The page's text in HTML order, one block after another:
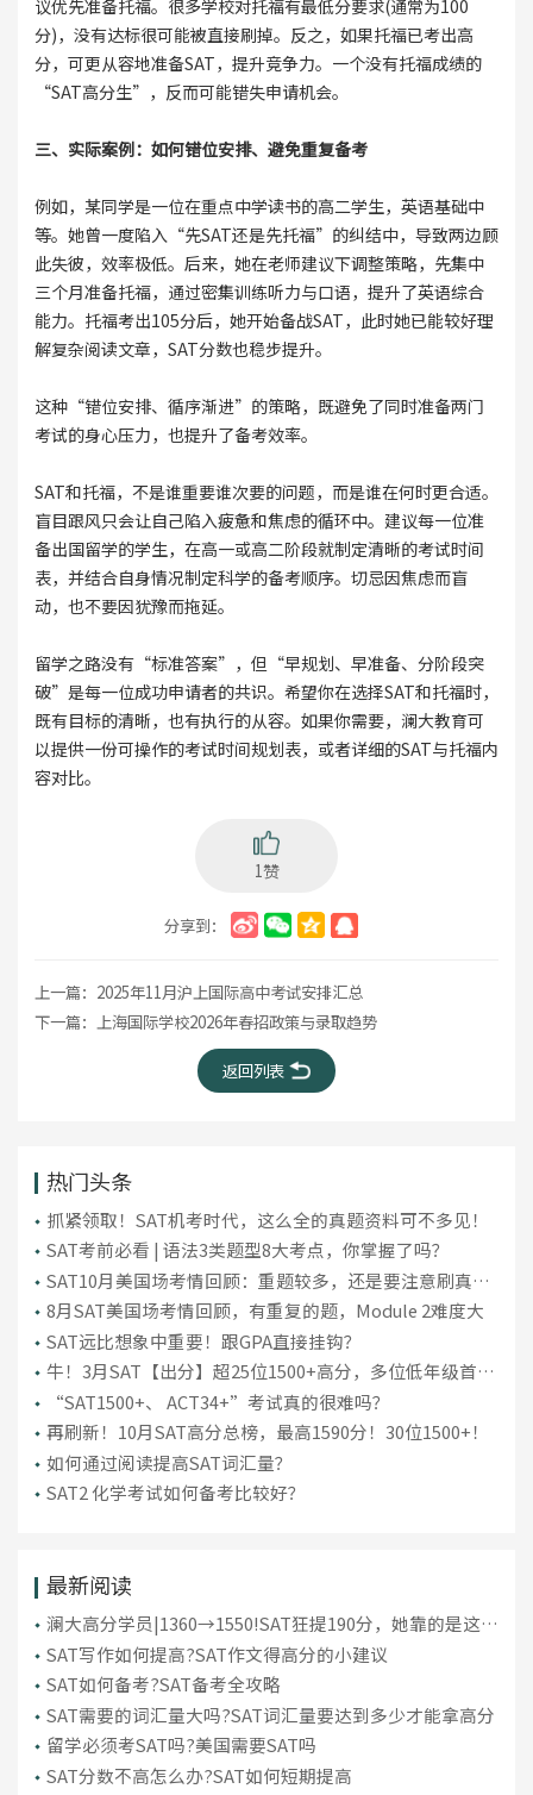
议优先准备托福。很多学校对托福有最低分要求(通常为100
分)，没有达标很可能被直接刷掉。反之，如果托福已考出高
分，可更从容地准备SAT，提升竞争力。一个没有托福成绩的
“SAT高分生”，反而可能错失申请机会。
三、实际案例：如何错位安排、避免重复备考
例如，某同学是一位在重点中学读书的高二学生，英语基础中
等。她曾一度陷入“先SAT还是先托福”的纠结中，导致两边顾
此失彼，效率极低。后来，她在老师建议下调整策略，先集中
三个月准备托福，通过密集训练听力与口语，提升了英语综合
能力。托福考出105分后，她开始备战SAT，此时她已能较好理
解复杂阅读文章，SAT分数也稳步提升。
这种“错位安排、循序渐进”的策略，既避免了同时准备两门
考试的身心压力，也提升了备考效率。
SAT和托福，不是谁重要谁次要的问题，而是谁在何时更合适。
盲目跟风只会让自己陷入疲惫和焦虑的循环中。建议每一位准
备出国留学的学生，在高一或高二阶段就制定清晰的考试时间
表，并结合自身情况制定科学的备考顺序。切忌因焦虑而盲
动，也不要因犹豫而拖延。
留学之路没有“标准答案”，但“早规划、早准备、分阶段突
破”是每一位成功申请者的共识。希望你在选择SAT和托福时，
既有目标的清晰，也有执行的从容。如果你需要，澜大教育可
以提供一份可操作的考试时间规划表，或者详细的SAT与托福内
容对比。
1赞
分享到：
上一篇： 2025年11月沪上国际高中考试安排汇总
下一篇：
上海国际学校2026年春招政策与录取趋势
返回列表
热门头条
抓紧领取！SAT机考时代，这么全的真题资料可不多见！
SAT考前必看 | 语法3类题型8大考点，你掌握了吗？
SAT10月美国场考情回顾：重题较多，还是要注意刷真
题！
8月SAT美国场考情回顾，有重复的题，Module 2难度大
SAT远比想象中重要！跟GPA直接挂钩？
牛！3月SAT【出分】超25位1500+高分，多位低年级首考
“上岸”！
“SAT1500+、 ACT34+”考试真的很难吗？
再刷新！10月SAT高分总榜，最高1590分！30位1500+！
如何通过阅读提高SAT词汇量？
SAT2 化学考试如何备考比较好？
最新阅读
澜大高分学员|1360→1550!SAT狂提190分，她靠的是这套
备考方法!
SAT写作如何提高?SAT作文得高分的小建议
SAT如何备考?SAT备考全攻略
SAT需要的词汇量大吗?SAT词汇量要达到多少才能拿高分
留学必须考SAT吗?美国需要SAT吗
SAT分数不高怎么办?SAT如何短期提高